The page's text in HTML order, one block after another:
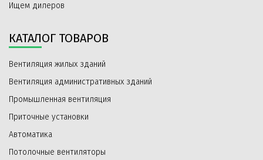
Ищем дилеров
КАТАЛОГ ТОВАРОВ
Вентиляция жилых зданий
Вентиляция административных зданий
Промышленная вентиляция
Приточные установки
Автоматика
Потолочные вентиляторы